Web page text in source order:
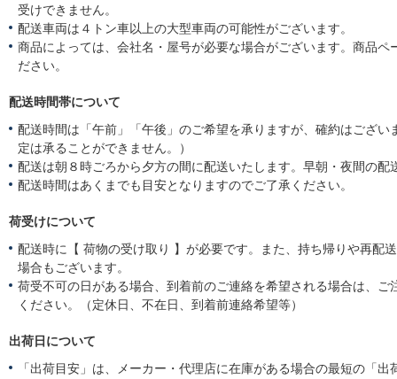
受けできません。
配送車両は４トン車以上の大型車両の可能性がございます。
商品によっては、会社名・屋号が必要な場合がございます。商品ペ
ださい。
配送時間帯について
配送時間は「午前」「午後」のご希望を承りますが、確約はござい
定は承ることができません。）
配送は朝８時ごろから夕方の間に配送いたします。早朝・夜間の配
配送時間はあくまでも目安となりますのでご了承ください。
荷受けについて
配送時に【 荷物の受け取り 】が必要です。また、持ち帰りや再配
場合もございます。
荷受不可の日がある場合、到着前のご連絡を希望される場合は、ご
ください。（定休日、不在日、到着前連絡希望等）
出荷日について
「出荷目安」は、メーカー・代理店に在庫がある場合の最短の「